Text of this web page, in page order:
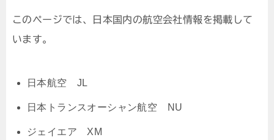
このページでは、日本国内の航空会社情報を掲載して
います。
日本航空 JL
日本トランスオーシャン航空 NU
ジェイエア XM